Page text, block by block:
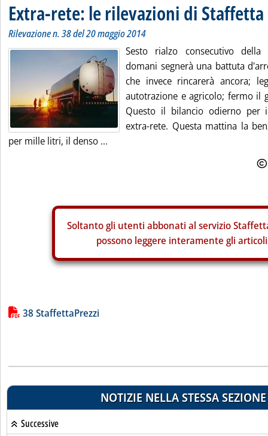
Extra-rete: le rilevazioni di Staffetta
Rilevazione n. 38 del 20 maggio 2014
Sesto rialzo consecutivo della
domani segnerà una battuta
che invece rincarerà ancora;
autotrazione e agricolo; fermo il
Questo il bilancio odierno per
extra-rete. Questa mattina la
per mille litri, il denso ...
Soltanto gli utenti abbonati al servizio
possono leggere interamente gli
Lista allegati PDF alla notizia
38 StaffettaPrezzi
NOTIZIE NELLA STESSA SEZIONE
Successive